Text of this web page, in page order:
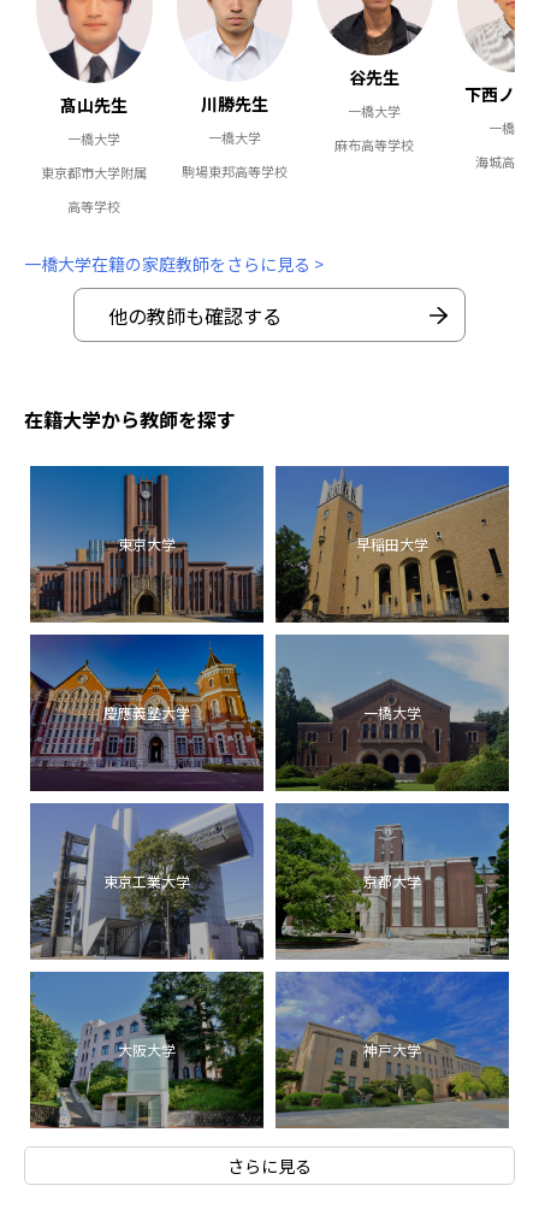
髙山先生
一橋大学
東京都市大学附属
高等学校
川勝先生
一橋大学
駒場東邦高等学校
谷先生
一橋大学
麻布高等学校
下西ノ園
一橋大
海城高等
一橋大学在籍の家庭教師をさらに見る >
他の教師も確認する
在籍大学から教師を探す
東京大学 早稲田大学
慶應義塾大学 一橋大学
東京工業大学 京都大学
大阪大学 神戸大学
さらに見る